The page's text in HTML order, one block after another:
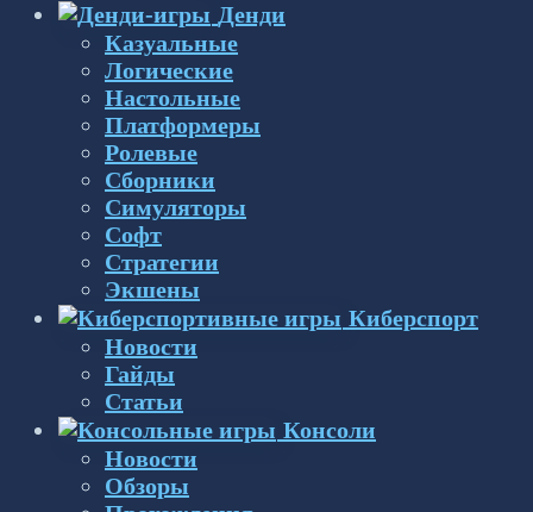
Денди
Казуальные
Логические
Настольные
Платформеры
Ролевые
Сборники
Симуляторы
Софт
Стратегии
Экшены
Киберспорт
Новости
Гайды
Статьи
Консоли
Новости
Обзоры